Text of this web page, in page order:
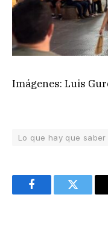
Imágenes: Luis
Lo que hay que saber
FacebookTwitter